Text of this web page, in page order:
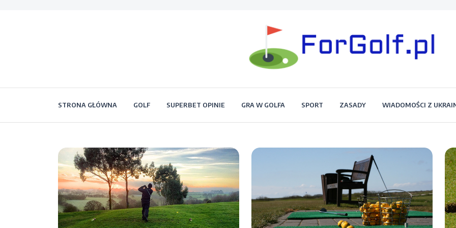
Forgolf.pl
STRONA GŁÓWNA GOLF SUPERBET OPINIE GRA W GOLFA SPORT ZASADY WIADOMOŚCI Z